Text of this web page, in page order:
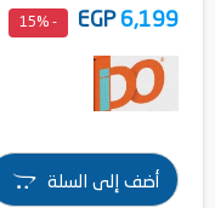
6,199
EGP
- 15%
أضف إلى السلة